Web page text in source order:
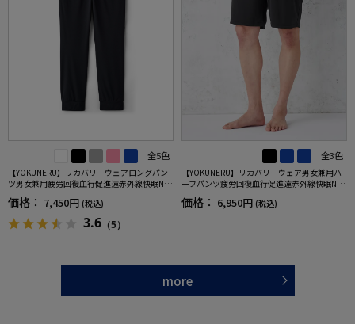
全5色
【YOKUNERU】リカバリーウェアロングパン
ツ男女兼用疲労回復血行促進遠赤外線快眠NA
NOMIX(R)【一般医療機器】SS～LLサイズ
価格： 7,450円 (税込)
3.6 （5）
全3色
【YOKUNERU】リカバリーウェア男女兼用ハ
ーフパンツ疲労回復血行促進遠赤外線快眠NA
NOMIX(R)【一般医療機器】SS～LLサイズ
価格： 6,950円 (税込)
more